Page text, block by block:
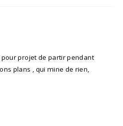
pour projet de partir pendant
plans , qui mine de rien,